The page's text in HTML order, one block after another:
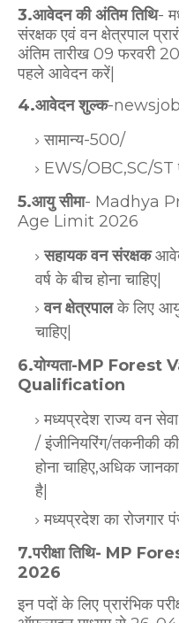
3.आवेदन की अंतिम तिथि-
संरक्षक एवं वन क्षेत्रपाल
अंतिम तारीख 09 फरवरी
पहले आवेदन करें|
4.आवेदन शुल्क-
सामान्य-500/
EWS/OBC,SC/ST
5.आयु सीमा- Madhya
Age Limit 2026
सहायक वन संरक्षक
वर्ष के बीच होना चाहिए|
वन क्षेत्रपालके लिए आयु
चाहिए|
6.योग्यता-MP
Qualification
मध्यप्रदेश राज्य वन सेवा
/ इंजीनियरिंग/तकनीकी
होना चाहिए,अधिक
है|
मध्यप्रदेश का रोजगार
7.परीक्षा तिथि- MP
2026
इन पदों के लिए प्रारंभिक